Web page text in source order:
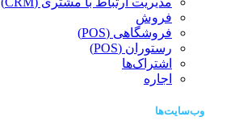
فروش
فروشگاهی (POS)
رستوران (POS)
اشتراک‌ها
اجاره
وب‌سایت‌ها